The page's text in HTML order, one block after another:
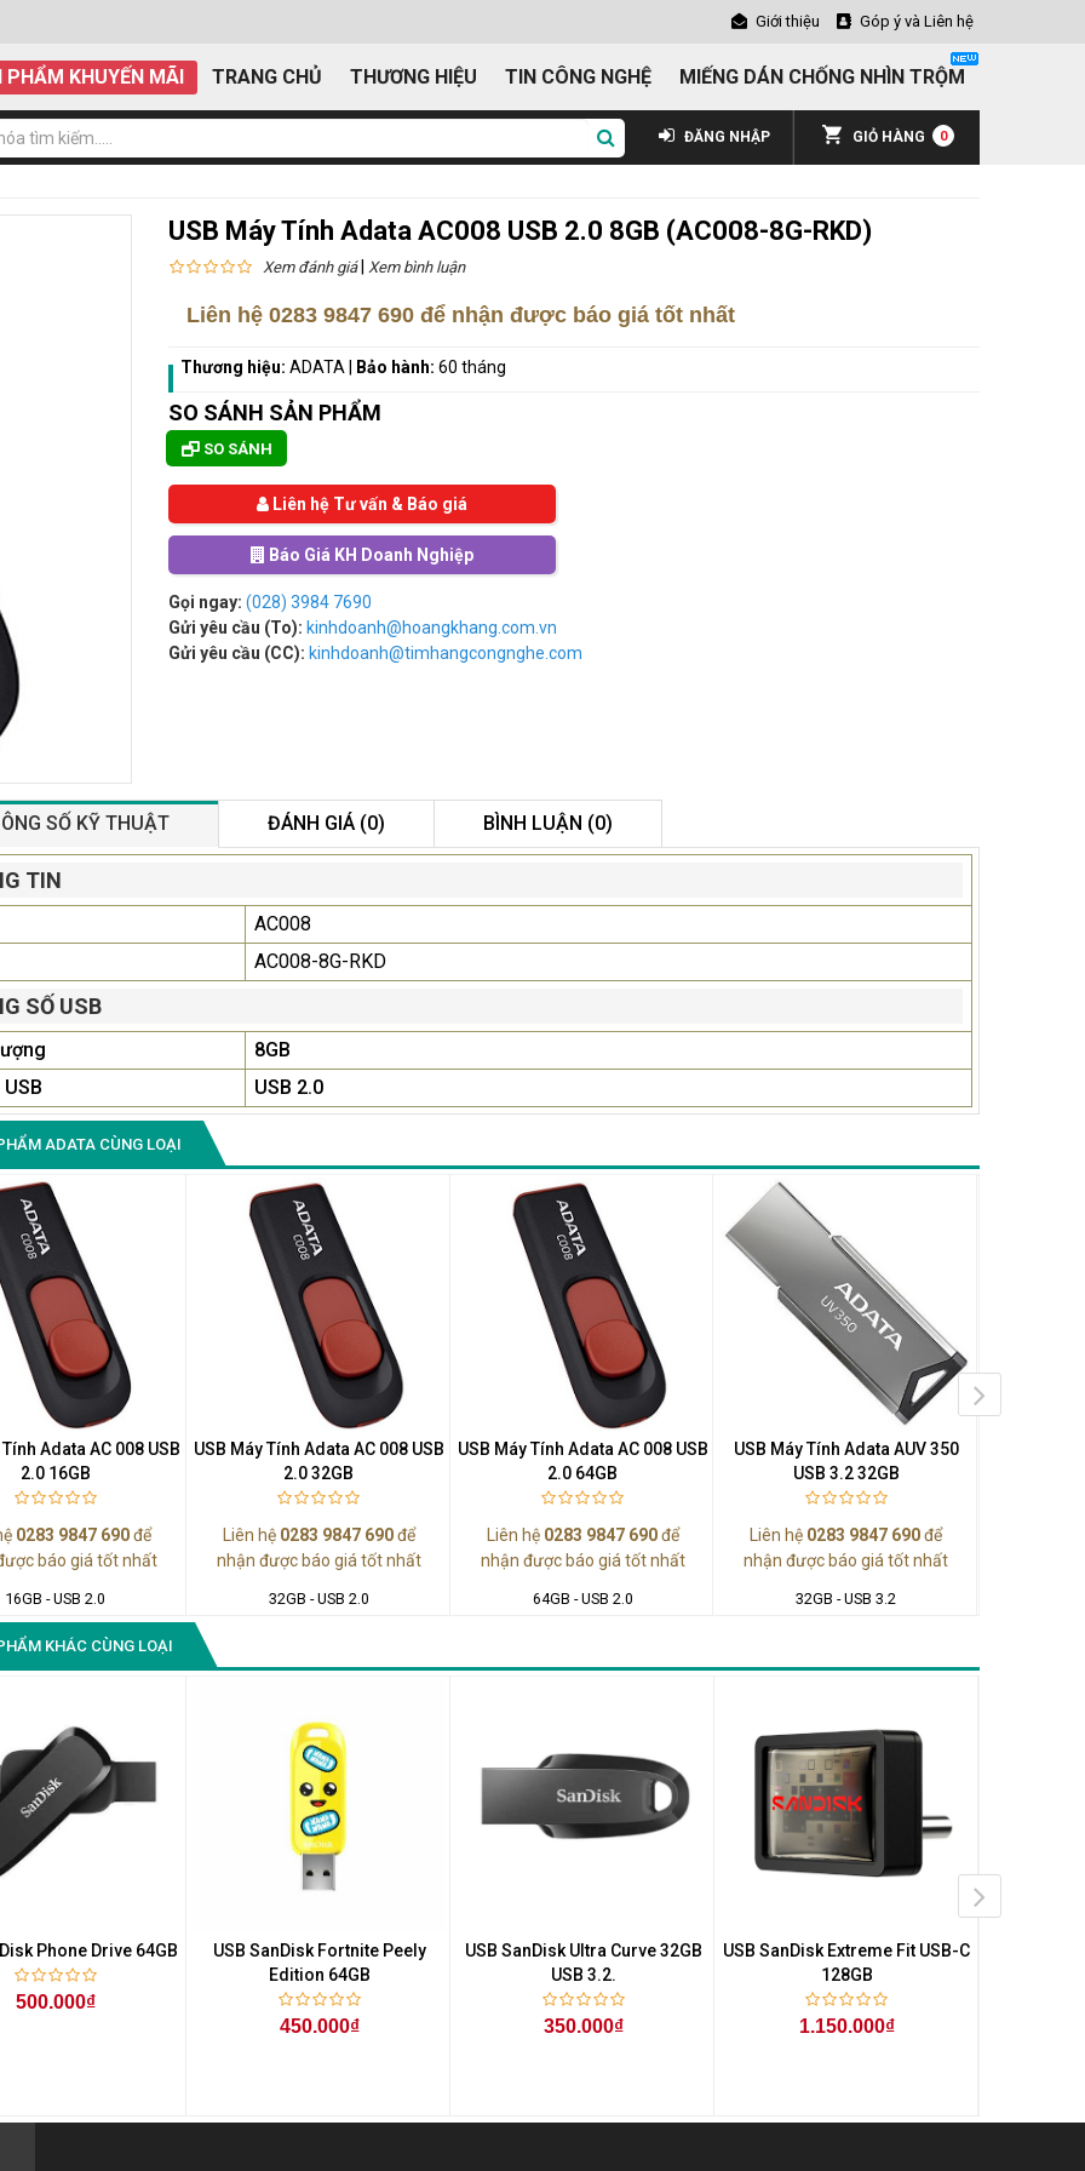
Giới thiệu Góp ý và Liên hệ
PHẨM KHUYẾN MÃI TRANG CHỦ THƯƠNG HIỆU TIN CÔNG NGHỆ MIẾNG DÁN CHỐNG NHÌN TRỘM
GIỎ HÀNG 0
ĐĂNG NHẬP
USB Máy Tính Adata AC008 USB 2.0 8GB (AC008-8G-RKD)
Xem đánh giá| Xem bình luận
Liên hệ 0283 9847 690 để nhận được báo giá tốt nhất
Thương hiệu: ADATA Bảo hành: 60 tháng
SO SÁNH SẢN PHẨM
SO SÁNH
Liên hệ Tư vấn & Báo giá
Báo Giá KH Doanh Nghiệp
Gọi ngay: (028) 3984 7690
Gửi yêu cầu (To): kinhdoanh@hoangkhang.com.vn
Gửi yêu cầu (CC): kinhdoanh@timhangcongnghe.com
để nhận báo giá tốt
nhất
nhất
SỐ KỸ THUẬT ĐÁNH GIÁ (0) BÌNH LUẬN (0)
TIN
AC008
AC008-8G-RKD
SỐ USB
8GB
USB 2.0
ADATA CÙNG LOẠI
Adata AC 008 USB
2.0 16GB
0283 9847 690để
báo giá tốt nhất
16GB - USB 2.0
USB Máy Tính Adata AC 008 USB
2.0 32GB
Liên hệ 0283 9847 690để
nhận được báo giá tốt nhất
32GB - USB 2.0
USB Máy Tính Adata AC 008 USB
2.0 64GB
Liên hệ 0283 9847 690để
nhận được báo giá tốt nhất
64GB - USB 2.0
USB Máy Tính Adata AUV 350
USB 3.2 32GB
Liên hệ 0283 9847 690để
nhận được báo giá tốt nhất
32GB - USB 3.2
KHÁC CÙNG LOẠI
Phone Drive 64GB
500.000₫
USB SanDisk Fortnite Peely
Edition 64GB
450.000₫
USB SanDisk Ultra Curve 32GB
USB 3.2.
350.000₫
USB SanDisk Extreme Fit USB-C
128GB
1.150.000₫